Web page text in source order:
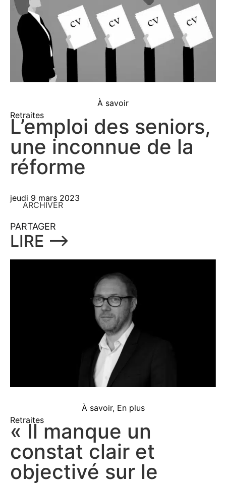
À savoir
Retraites
L’emploi des seniors,
une inconnue de la
réforme
jeudi 9 mars 2023
ARCHIVER
PARTAGER
LIRE ⟶
À savoir, En plus
Retraites
« Il manque un
constat clair et
objectivé sur le